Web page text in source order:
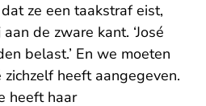
ze een taakstraf eist,
de zware kant. ‘José
belast.’ En we moeten
heeft aangegeven.
heeft haar